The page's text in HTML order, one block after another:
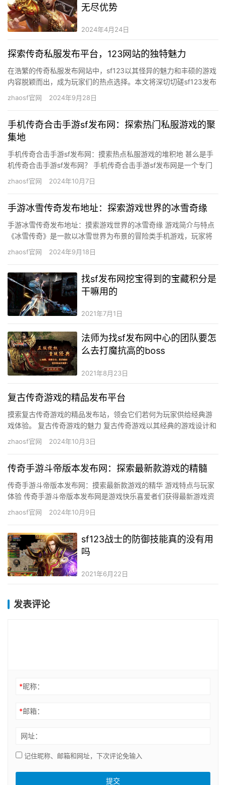
无尽优势
2024年4月24日
探索传奇私服发布平台，123网站的独特魅力
在浩繁的传奇私服发布网站中，sf123以其怪异的魅力和丰硕的游戏
内容脱颖而出，成为玩家们的热点选择。本文将深切切磋sf123发布
网站的特点、上风和若何为玩家供给最好的游戏体验。 s…
zhaosf官网 2024年9月28日
手机传奇合击手游sf发布网：探索热门私服游戏的聚
集地
手机传奇合击手游sf发布网：摸索热点私服游戏的堆积地 甚么是手
机传奇合击手游sf发布网？ 手机传奇合击手游sf发布网是一个专门
为玩家供给各类手机传奇合击类私服游戏下载的平台。在这个…
zhaosf官网 2024年10月7日
手游冰雪传奇发布地址：探索游戏世界的冰雪奇缘
手游冰雪传奇发布地址：摸索游戏世界的冰雪奇缘 游戏简介与特点
《冰雪传奇》是一款以冰雪世界为布景的冒险类手机游戏，玩家将
在游戏中饰演一位英勇的探险者，摸索被冰雪笼盖的神秘年夜陆。
zhaosf官网 2024年9月18日
找sf发布网挖宝得到的宝藏积分是
干嘛用的
2021年7月1日
法师为找sf发布网中心的团队要怎
么去打魔抗高的boss
2021年8月23日
复古传奇游戏的精品发布平台
摸索复古传奇游戏的精品发布站，领会它们若何为玩家供给经典游
戏体验。 复古传奇游戏的魅力 复古传奇游戏以其经典的游戏设计和
怪异的游戏体验，吸引了一年夜批忠厚玩家。这些游戏凡是保存了
zhaosf官网 2024年10月3日
传奇手游斗帝版本发布网：探索最新款游戏的精髓
传奇手游斗帝版本发布网：摸索最新款游戏的精华 游戏特点与玩家
体验 传奇手游斗帝版本发布网是游戏快乐喜爱者们获得最新游戏资
讯的主要平台。在这里，玩家们可以第一时候领会到斗帝版本的最
zhaosf官网 2024年10月9日
sf123战士的防御技能真的没有用
吗
2021年6月22日
发表评论
*昵称：
*邮箱：
网址：
记住昵称、邮箱和网址，下次评论免输入